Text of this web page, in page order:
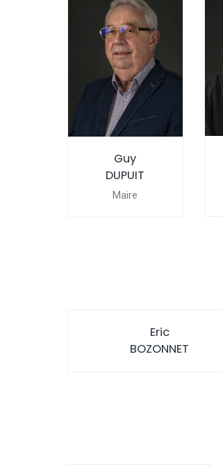
Guy
DUPUIT
Maire
Eric
BOZONNET